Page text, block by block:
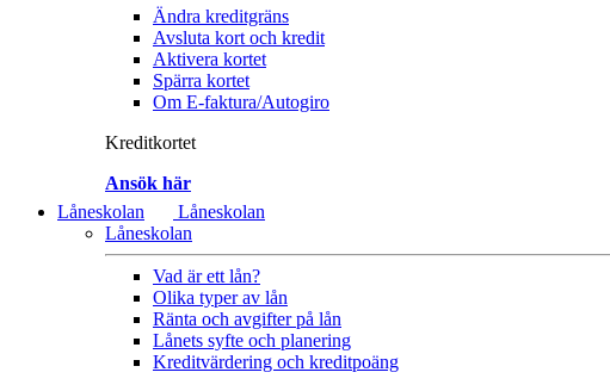
Ändra kreditgräns
Avsluta kort och kredit
Aktivera kortet
Spärra kortet
Om E-faktura/Autogiro
Kreditkortet
Ansök här
Låneskolan
Låneskolan
Låneskolan
Vad är ett lån?
Olika typer av lån
Ränta och avgifter på lån
Lånets syfte och planering
Kreditvärdering och kreditpoäng